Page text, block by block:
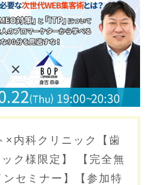
×内科クリニック【歯
ク様限定】 【完全無
ンセミナー】【参加特